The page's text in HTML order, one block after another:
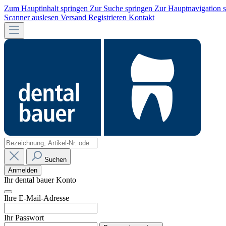
Zum Hauptinhalt springen Zur Suche springen Zur Hauptnavigation
Scanner auslesen Versand Registrieren Kontakt
Suchen
Anmelden
Ihr dental bauer Konto
Ihre E-Mail-Adresse
Ihr Passwort